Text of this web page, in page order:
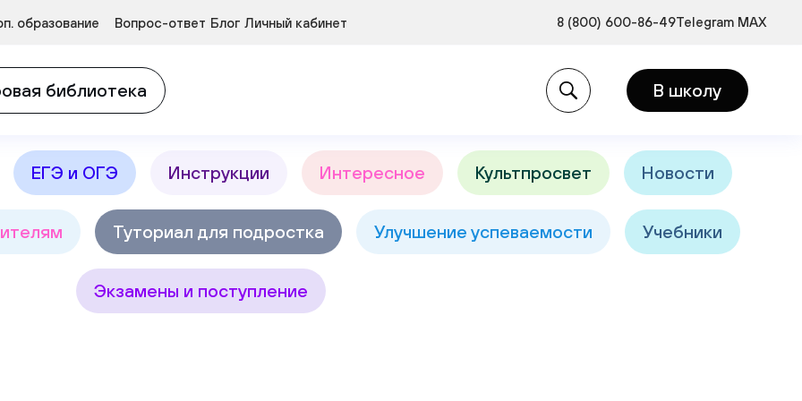
образование
Курсы развития детей 3-5 лет
Вопрос-ответ Блог Личный кабинет 8 (800) 600-86-49Telegram MAX
библиотека В школу
ЕГЭ и ОГЭ Инструкции Интересное Культпросвет Новости
Туториал для подростка Улучшение успеваемости Учебники
Экзамены и поступление